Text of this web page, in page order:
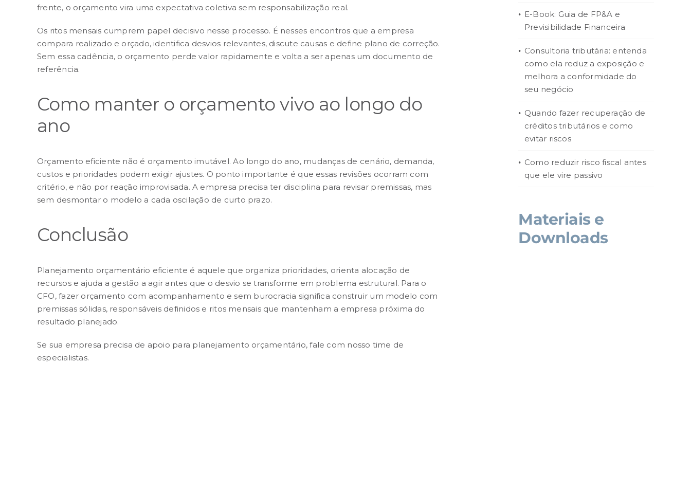
frente, o orçamento vira uma expectativa coletiva sem responsabilização real.
Os ritos mensais cumprem papel decisivo nesse processo. É nesses encontros que a empresa
compara realizado e orçado, identifica desvios relevantes, discute causas e define plano de correção.
Sem essa cadência, o orçamento perde valor rapidamente e volta a ser apenas um documento de
referência.
Como manter o orçamento vivo ao longo do
ano
Orçamento eficiente não é orçamento imutável. Ao longo do ano, mudanças de cenário, demanda,
custos e prioridades podem exigir ajustes. O ponto importante é que essas revisões ocorram com
critério, e não por reação improvisada. A empresa precisa ter disciplina para revisar premissas, mas
sem desmontar o modelo a cada oscilação de curto prazo.
Conclusão
Planejamento orçamentário eficiente é aquele que organiza prioridades, orienta alocação de
recursos e ajuda a gestão a agir antes que o desvio se transforme em problema estrutural. Para o
CFO, fazer orçamento com acompanhamento e sem burocracia significa construir um modelo com
premissas sólidas, responsáveis definidos e ritos mensais que mantenham a empresa próxima do
resultado planejado.
Se sua empresa precisa de apoio para planejamento orçamentário,fale com nosso time de
especialistas.
E-Book: Guia de FP&A e
Previsibilidade Financeira
Consultoria tributária: entenda
como ela reduz a exposição e
melhora a conformidade do
seu negócio
Quando fazer recuperação de
créditos tributários e como
evitar riscos
Como reduzir risco fiscal antes
que ele vire passivo
Materiais e
Downloads